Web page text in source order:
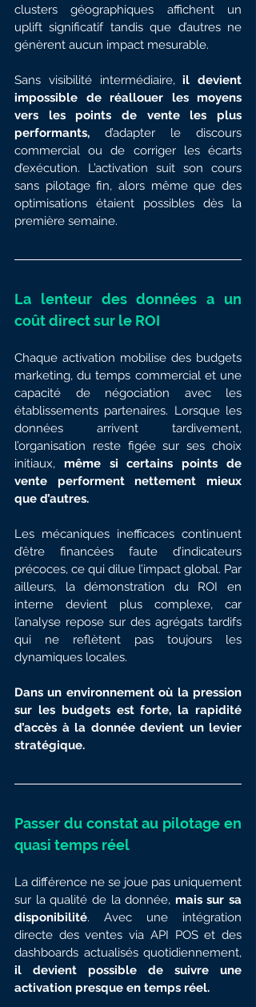
clusters géographiques affichent un
uplift significatif tandis que d’autres ne
génèrent aucun impact mesurable.
Sans visibilité intermédiaire, il devient
impossible de réallouer les moyens
vers les points de vente les plus
performants, d’adapter le discours
commercial ou de corriger les écarts
d’exécution. L’activation suit son cours
sans pilotage fin, alors même que des
optimisations étaient possibles dès la
première semaine.
La lenteur des données a un
coût direct sur le ROI
Chaque activation mobilise des budgets
marketing, du temps commercial et une
capacité de négociation avec les
établissements partenaires. Lorsque les
données arrivent tardivement,
l’organisation reste figée sur ses choix
initiaux, même si certains points de
vente performent nettement mieux
que d’autres.
Les mécaniques inefficaces continuent
d’être financées faute d’indicateurs
précoces, ce qui dilue l’impact global. Par
ailleurs, la démonstration du ROI en
interne devient plus complexe, car
l’analyse repose sur des agrégats tardifs
qui ne reflètent pas toujours les
dynamiques locales.
Dans un environnement où la pression
sur les budgets est forte, la rapidité
d’accès à la donnée devient un levier
stratégique.
Passer du constat au pilotage en
quasi temps réel
La différence ne se joue pas uniquement
sur la qualité de la donnée, mais sur sa
disponibilité. Avec une intégration
directe des ventes via API POS et des
il devient possible de suivre une
activation presque en temps réel.